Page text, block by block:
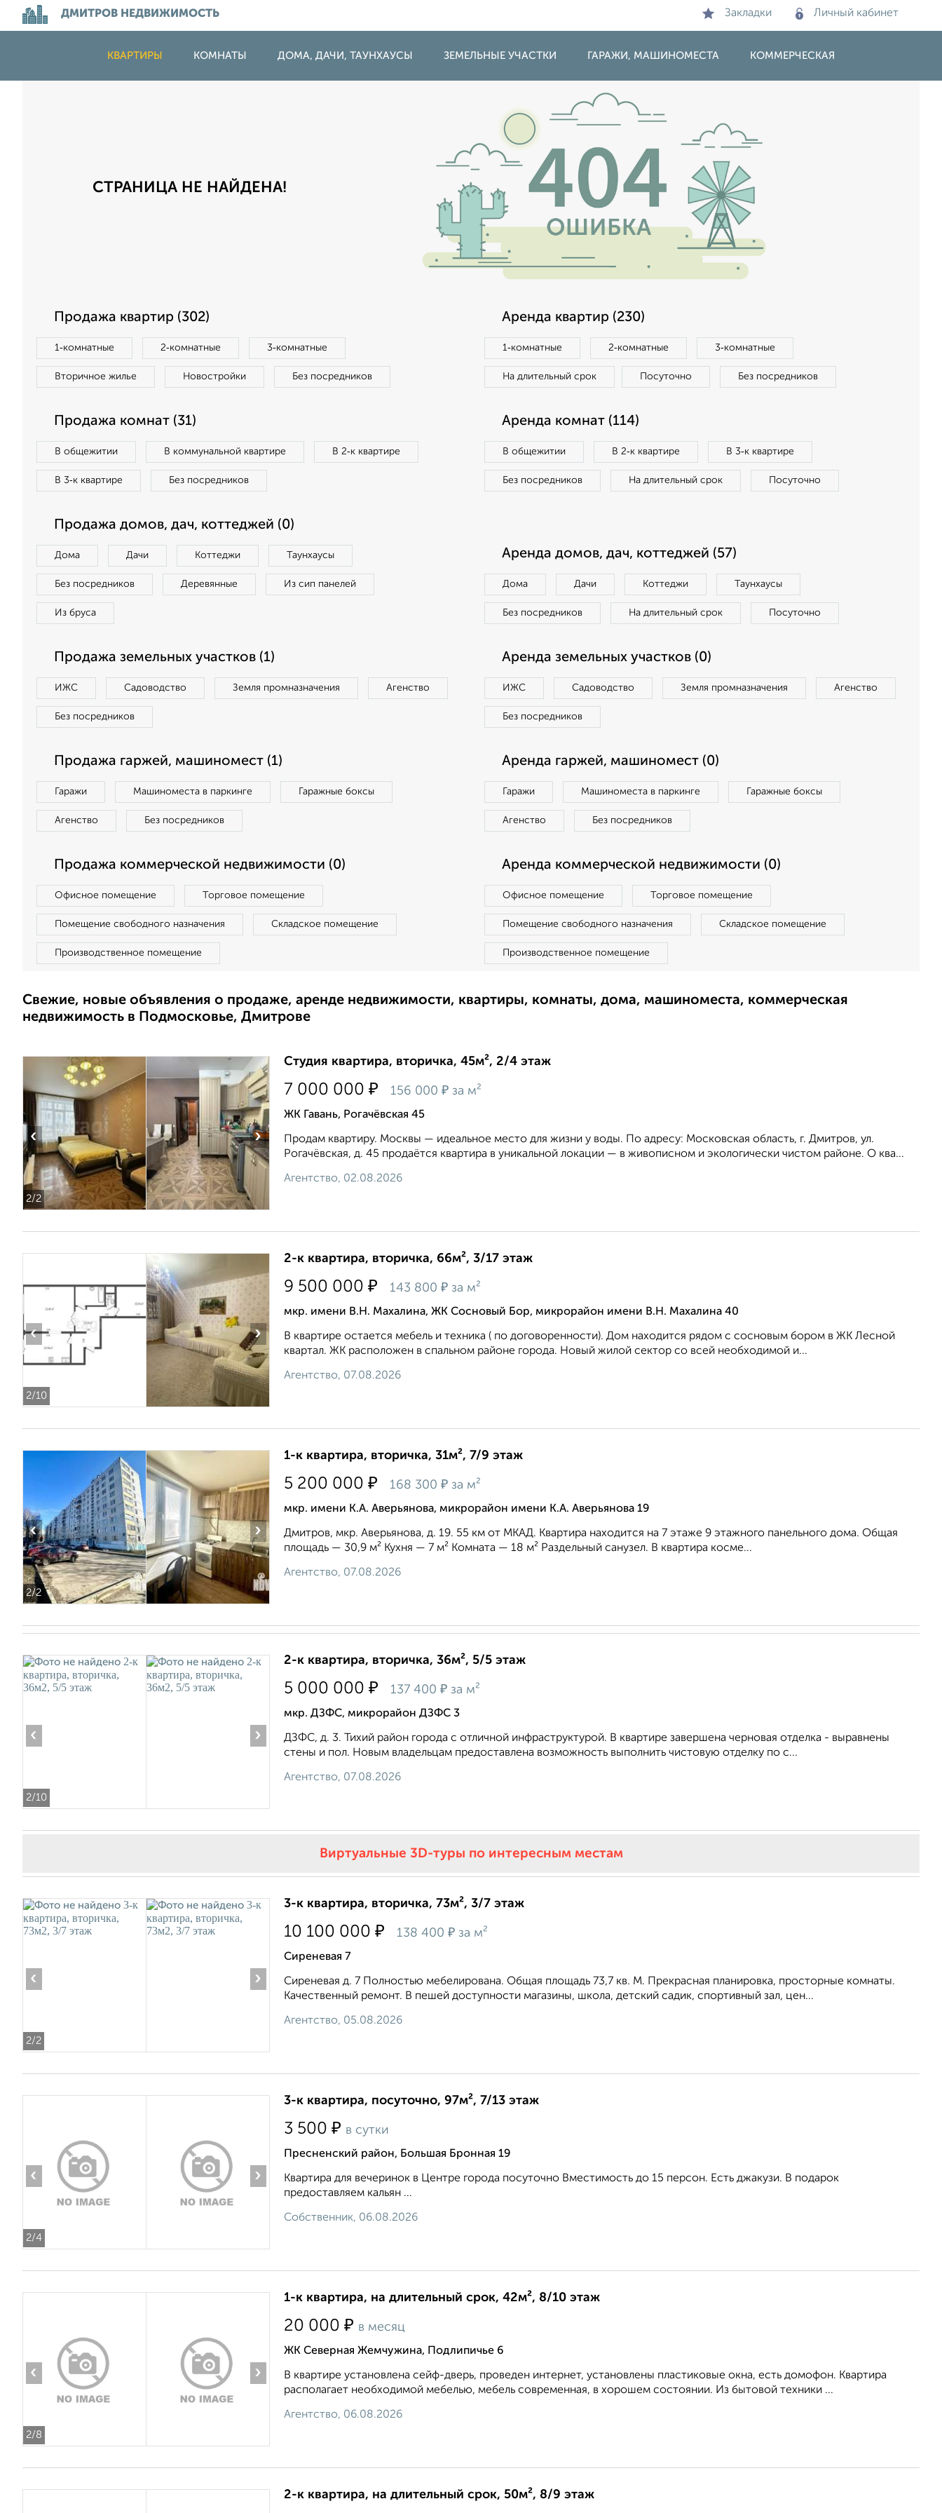
ДМИТРОВ НЕДВИЖИМОСТЬ Закладки Личный кабинет
КВАРТИРЫ КОМНАТЫ ДОМА, ДАЧИ, ТАУНХАУСЫ ЗЕМЕЛЬНЫЕ УЧАСТКИ ГАРАЖИ, МАШИНОМЕСТА КОММЕРЧЕСКАЯ
СТРАНИЦА НЕ НАЙДЕНА!
Продажа квартир (302)
1‑комнатные 2‑комнатные 3‑комнатные
Вторичное жилье Новостройки Без посредников
Аренда квартир (230)
1‑комнатные 2‑комнатные 3‑комнатные
На длительный срок Посуточно Без посредников
Продажа комнат (31)
В общежитии В коммунальной квартире В 2‑к квартире
В 3‑к квартире Без посредников
Аренда комнат (114)
В общежитии В 2‑к квартире В 3‑к квартире
Без посредников На длительный срок Посуточно
Продажа домов, дач, коттеджей (0)
Дома Дачи Коттеджи Таунхаусы
Без посредников Деревянные Из сип панелей
Из бруса
Аренда домов, дач, коттеджей (57)
Дома Дачи Коттеджи Таунхаусы
Без посредников На длительный срок Посуточно
Продажа земельных участков (1)
ИЖС Садоводство Земля промназначения Агенство
Без посредников
Аренда земельных участков (0)
ИЖС Садоводство Земля промназначения Агенство
Без посредников
Продажа гаржей, машиномест (1)
Гаражи Машиноместа в паркинге Гаражные боксы
Агенство Без посредников
Аренда гаржей, машиномест (0)
Гаражи Машиноместа в паркинге Гаражные боксы
Агенство Без посредников
Продажа коммерческой недвижимости (0)
Офисное помещение Торговое помещение
Помещение свободного назначения Складское помещение
Производственное помещение
Аренда коммерческой недвижимости (0)
Офисное помещение Торговое помещение
Помещение свободного назначения Складское помещение
Производственное помещение
Свежие, новые объявления о продаже, аренде недвижимости, квартиры, комнаты, дома, машиноместа, коммерческая
недвижимость в Подмосковье, Дмитрове
2/2
‹ ›
Студия квартира, вторичка, 45м², 2/4 этаж
7 000 000 ₽ 156 000 ₽ за м²
ЖК Гавань, Рогачёвская 45
Продам квартиру. Москвы — идеальное место для жизни у воды. По адресу: Московская область, г. Дмитров, ул.
Рогачёвская, д. 45 продаётся квартира в уникальной локации — в живописном и экологически чистом районе. О ква...
Агентство, 02.08.2026
2/10
‹ ›
2-к квартира, вторичка, 66м², 3/17 этаж
9 500 000 ₽ 143 800 ₽ за м²
мкр. имени В.Н. Махалина, ЖК Сосновый Бор, микрорайон имени В.Н. Махалина 40
В квартире остается мебель и техника ( по договоренности). Дом находится рядом с сосновым бором в ЖК Лесной
квартал. ЖК расположен в спальном районе города. Новый жилой сектор со всей необходимой и...
Агентство, 07.08.2026
2/2
‹ ›
1-к квартира, вторичка, 31м², 7/9 этаж
5 200 000 ₽ 168 300 ₽ за м²
мкр. имени К.А. Аверьянова, микрорайон имени К.А. Аверьянова 19
Дмитров, мкр. Аверьянова, д. 19. 55 км от МКАД. Квартира находится на 7 этаже 9 этажного панельного дома. Общая
площадь — 30,9 м² Кухня — 7 м² Комната — 18 м² Раздельный санузел. В квартира косме...
Агентство, 07.08.2026
2/10
‹ ›
2-к квартира, вторичка, 36м², 5/5 этаж
5 000 000 ₽ 137 400 ₽ за м²
мкр. ДЗФС, микрорайон ДЗФС 3
ДЗФС, д. 3. Тихий район города с отличной инфраструктурой. В квартире завершена черновая отделка - выравнены
стены и пол. Новым владельцам предоставлена возможность выполнить чистовую отделку по с...
Агентство, 07.08.2026
Виртуальные 3D-туры по интересным местам
2/2
‹ ›
3-к квартира, вторичка, 73м², 3/7 этаж
10 100 000 ₽ 138 400 ₽ за м²
Сиреневая 7
Сиреневая д. 7 Полностью мебелирована. Общая площадь 73,7 кв. М. Прекрасная планировка, просторные комнаты.
Качественный ремонт. В пешей доступности магазины, школа, детский садик, спортивный зал, цен...
Агентство, 05.08.2026
2/4
‹ ›
3-к квартира, посуточно, 97м², 7/13 этаж
3 500 ₽ в сутки
Пресненский район, Большая Бронная 19
Квартира для вечеринок в Центре города посуточно Вместимость до 15 персон. Есть джакузи. В подарок
предоставляем кальян ...
Собственник, 06.08.2026
2/8
‹ ›
1-к квартира, на длительный срок, 42м², 8/10 этаж
20 000 ₽ в месяц
ЖК Северная Жемчужина, Подлипичье 6
В квартире установлена сейф-дверь, проведен интернет, установлены пластиковые окна, есть домофон. Квартира
располагает необходимой мебелью, мебель современная, в хорошем состоянии. Из бытовой техники ...
Агентство, 06.08.2026
2-к квартира, на длительный срок, 50м², 8/9 этаж